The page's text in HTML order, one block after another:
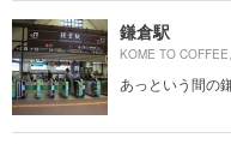
鎌倉駅
KOME TO
あっという間の